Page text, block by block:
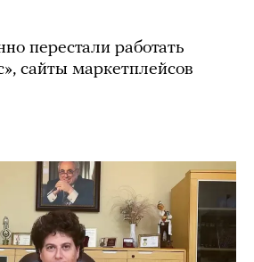
перестали работать
сайты маркетплейсов